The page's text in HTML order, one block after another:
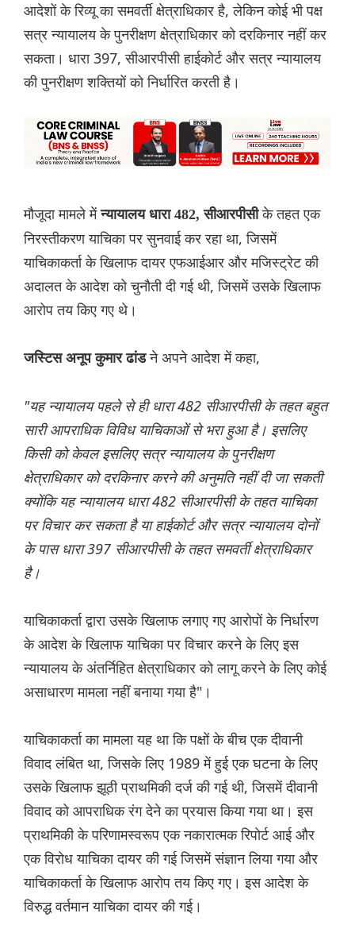
आदेशों के रिव्यू का समवर्ती क्षेत्राधिकार है, लेकिन कोई भी पक्ष
सत्र न्यायालय के पुनरीक्षण क्षेत्राधिकार को दरकिनार नहीं कर
सकता। धारा 397, सीआरपीसी हाईकोर्ट और सत्र न्यायालय
की पुनरीक्षण शक्तियों को निर्धारित करती है।
मौजूदा मामले मेंन्यायालय धारा 482, सीआरपीसीके तहत एक
निरस्तीकरण याचिका पर सुनवाई कर रहा था, जिसमें
याचिकाकर्ता के खिलाफ दायर एफआईआर और मजिस्ट्रेट की
अदालत के आदेश को चुनौती दी गई थी, जिसमें उसके खिलाफ
आरोप तय किए गए थे।
जस्टिस अनूप कुमार ढांडने अपने आदेश में कहा,
"यह न्यायालय पहले से ही धारा 482 सीआरपीसी के तहत बहुत
सारी आपराधिक विविध याचिकाओं से भरा हुआ है। इसलिए
किसी को केवल इसलिए सत्र न्यायालय के पुनरीक्षण
क्षेत्राधिकार को दरकिनार करने की अनुमति नहीं दी जा सकती
क्योंकि यह न्यायालय धारा 482 सीआरपीसी के तहत याचिका
पर विचार कर सकता है या हाईकोर्ट और सत्र न्यायालय दोनों
के पास धारा 397 सीआरपीसी के तहत समवर्ती क्षेत्राधिकार
है।
याचिकाकर्ता द्वारा उसके खिलाफ लगाए गए आरोपों के निर्धारण
के आदेश के खिलाफ याचिका पर विचार करने के लिए इस
न्यायालय के अंतर्निहित क्षेत्राधिकार को लागू करने के लिए कोई
असाधारण मामला नहीं बनाया गया है"।
याचिकाकर्ता का मामला यह था कि पक्षों के बीच एक दीवानी
विवाद लंबित था, जिसके लिए 1989 में हुई एक घटना के लिए
उसके खिलाफ झूठी प्राथमिकी दर्ज की गई थी, जिसमें दीवानी
विवाद को आपराधिक रंग देने का प्रयास किया गया था। इस
प्राथमिकी के परिणामस्वरूप एक नकारात्मक रिपोर्ट आई और
एक विरोध याचिका दायर की गई जिसमें संज्ञान लिया गया और
याचिकाकर्ता के खिलाफ आरोप तय किए गए। इस आदेश के
विरुद्ध वर्तमान याचिका दायर की गई।